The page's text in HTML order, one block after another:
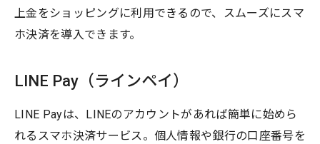
上金をショッピングに利用できるので、スムーズにスマ
ホ決済を導入できます。
LINE Pay（ラインペイ）
LINE Payは、LINEのアカウントがあれば簡単に始めら
れるスマホ決済サービス。個人情報や銀行の口座番号を